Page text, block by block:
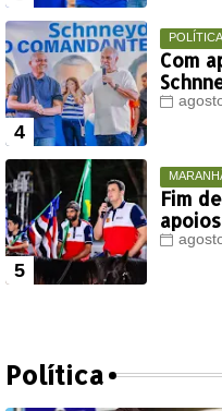
POLÍTICA
Com
Fim
Política